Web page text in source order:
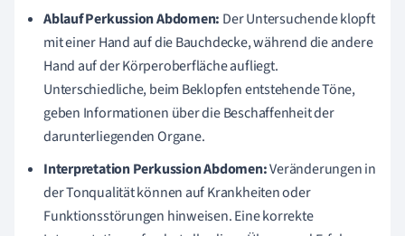
Ablauf Perkussion Abdomen: Der Untersuchende klopft
mit einer Hand auf die Bauchdecke, während die andere
Hand auf der Körperoberfläche aufliegt.
Unterschiedliche, beim Beklopfen entstehende Töne,
geben Informationen über die Beschaffenheit der
darunterliegenden Organe.
Interpretation Perkussion Abdomen:Veränderungen in
der Tonqualität können auf Krankheiten oder
Funktionsstörungen hinweisen. Eine korrekte